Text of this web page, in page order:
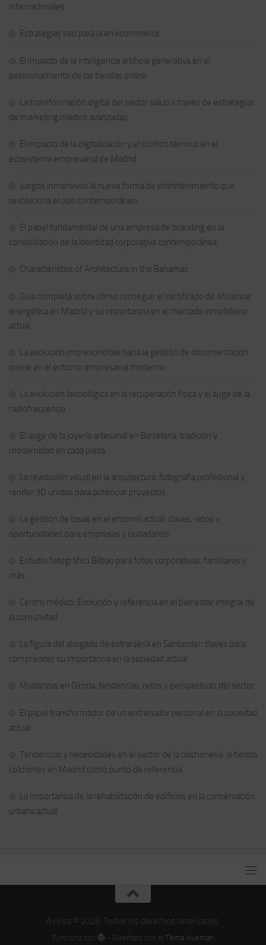
internacionales
Estrategias seo para ia en ecommerce
El impacto de la inteligencia artificial generativa en el
posicionamiento de las tiendas online
La transformación digital del sector salud a través de estrategias
de marketing médico avanzadas
El impacto de la digitalización y el confort térmico en el
ecosistema empresarial de Madrid
Juegos inmersivos la nueva forma de entretenimiento que
revoluciona el ocio contemporáneo
El papel fundamental de una empresa de branding en la
consolidación de la identidad corporativa contemporánea
Characteristics of Architecture in the Bahamas
Guía completa sobre cómo conseguir el certificado de eficiencia
energética en Madrid y su importancia en el mercado inmobiliario
actual
La evolución imprescindible hacia la gestión de documentación
online en el entorno empresarial moderno
La evolución tecnológica en la recuperación física y el auge de la
radiofrecuencia
El auge de la joyería artesanal en Barcelona: tradición y
modernidad en cada pieza
La revolución visual en la arquitectura: fotografía profesional y
render 3D unidos para potenciar proyectos
La gestión de tasas en el entorno actual: claves, retos y
oportunidades para empresas y ciudadanos
Estudio fotográfico Bilbao para fotos corporativas, familiares y
más
Centro médico: Evolución y referencia en el bienestar integral de
la comunidad
La figura del abogado de extranjería en Santander: claves para
comprender su importancia en la sociedad actual
Mudanzas en Girona: tendencias, retos y perspectivas del sector
El papel transformador de un entrenador personal en la sociedad
actual
Tendencias y necesidades en el sector de la colchonería: la tienda
colchones en Madrid como punto de referencia
La importancia de la rehabilitación de edificios en la conservación
urbana actual
AyVisa © 2026. Todos los derechos reservados.
Funciona con - Diseñado con elTema Hueman